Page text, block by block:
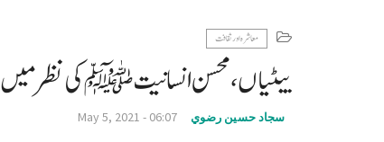
معاشرہ اور ثقافت
بیٹیاں، محسن انسانیتﷺ كی نظر ميں
سجاد حسين رضوي May 5, 2021 - 06:07